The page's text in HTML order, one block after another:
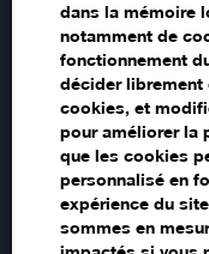
dans la mémoire
notamment de
fonctionnement
décider librement
cookies, et
pour améliorer la
que les cookies
personnalisé en
expérience du
sommes en